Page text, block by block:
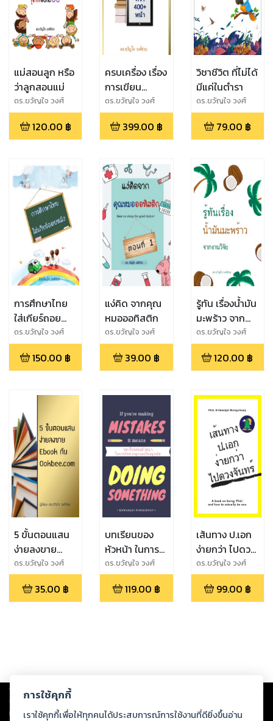
แม่สอนลูก หรือ
ว่าลูกสอนแม่
ดร.ขวัญใจ วงศ์
ช่วย
120.00 ฿
ครบเครื่อง เรื่อง
การเขียน
eBook
ดร.ขวัญใจ วงศ์
ช่วย
399.00 ฿
วิชาชีวิต ที่ไม่ได้
มีแค่ในตำรา
ดร.ขวัญใจ วงศ์
ช่วย
79.00 ฿
การศึกษาไทย
ใส่เกียร์ถอย
หลัง
ดร.ขวัญใจ วงศ์
ช่วย
150.00 ฿
แง่คิด จากคุณ
หมอออทิสติก
ดร.ขวัญใจ วงศ์
ช่วย
39.00 ฿
รู้ทัน เรื่องน้ำมัน
มะพร้าว จาก
งานวิจัย
ดร.ขวัญใจ วงศ์
ช่วย
120.00 ฿
5 ขั้นตอนแสน
ง่ายลงขาย
Ebook กับ
Ookbee.com
ดร.ขวัญใจ วงศ์
ช่วย
35.00 ฿
บทเรียนของ
หัวหน้า ในการ
จัดการลูกน้อง
ให้อยู่หมัด
ดร.ขวัญใจ วงศ์
ช่วย
119.00 ฿
เส้นทาง ป.เอก
ง่ายกว่า ไปดวง
จันทร์
ดร.ขวัญใจ วงศ์
ช่วย
99.00 ฿
Copyright © 2026
ต่อผลงานหรือเนื้อหาใดที่อัปโหลดผ่านเว็บไซต์และปรากฏว่าละเมิดสิทธิใน
ทรัพย์สินทางปัญญาของบุคคลอื่นหรือขัดต่อกฎหมายและศีลธรรม ดังนั้น ผู้อ่าน
การใช้คุกกี้
เราใช้คุกกี้เพื่อให้ทุกคนได้ประสบการณ์การใช้งานที่ดียิ่งขึ้นอ่าน